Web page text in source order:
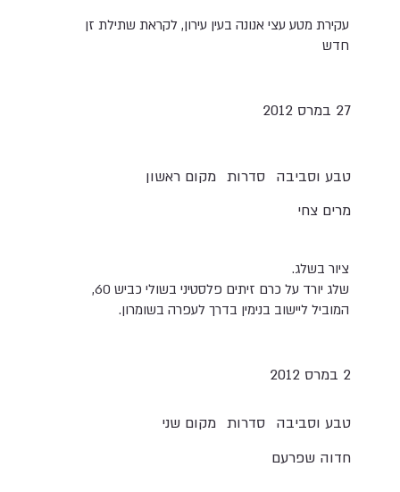
עקירת מטע עצי אנונה בעין עירון, לקראת שתילת זן
חדש
27 ‎במרס 2012
מקום ראשון סדרות טבע וסביבה
מרים צחי
ציור בשלג.
שלג יורד על כרם זיתים פלסטיני בשולי כביש 60,
המוביל ליישוב בנימין בדרך לעפרה בשומרון.
2 במרס 2012
מקום שני סדרות טבע וסביבה
חדוה שפרעם